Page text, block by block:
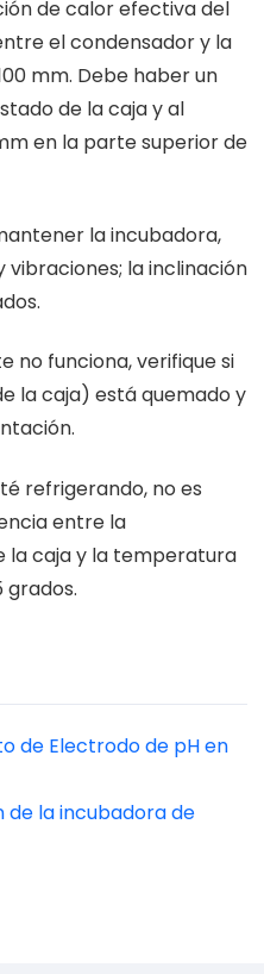
de calor efectiva del
el condensador y la
mm. Debe haber un
de la caja y al
en la parte superior de
la incubadora,
vibraciones; la inclinación
no funciona, verifique si
la caja) está quemado y
refrigerando, no es
entre la
la caja y la temperatura
grados.
de Electrodo de pH en
de la incubadora de